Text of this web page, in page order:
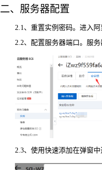
二、服务器配置
2.1、重置实例密码。进入
2.2、配置服务器端口。服
2.3、使用快速添加在弹窗中